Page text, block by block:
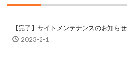
【完了】サイトメンテナンスのお知らせ
2023-2-1